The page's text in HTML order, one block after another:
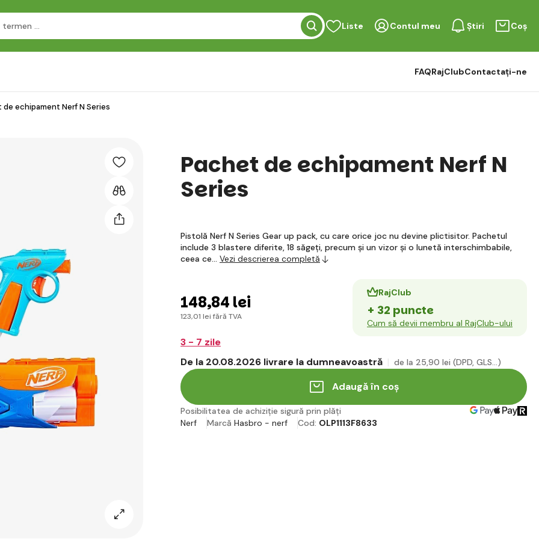
Liste Contul meu Știri Coș
FAQRajClubContactați-ne
de echipament Nerf N Series
Pachet de echipament Nerf N
Series
Pistolă Nerf N Series Gear up pack, cu care orice joc nu devine plictisitor. Pachetul
include 3 blastere diferite, 18 săgeți, precum și un vizor și o lunetă interschimbabile,
ceea ce… Vezi descrierea completă
148,84 lei
123,01 lei fără TVA
RajClub
+ 32 puncte
Cum să devii membru al RajClub-ului
3 - 7 zile
De la 20.08.2026 livrare la dumneavoastră
de la 25,90 lei (DPD, GLS...)
Adaugă în coș
Posibilitatea de achiziție sigură prin plăți
Nerf
Marcă Hasbro - nerf Cod: OLP1113F8633